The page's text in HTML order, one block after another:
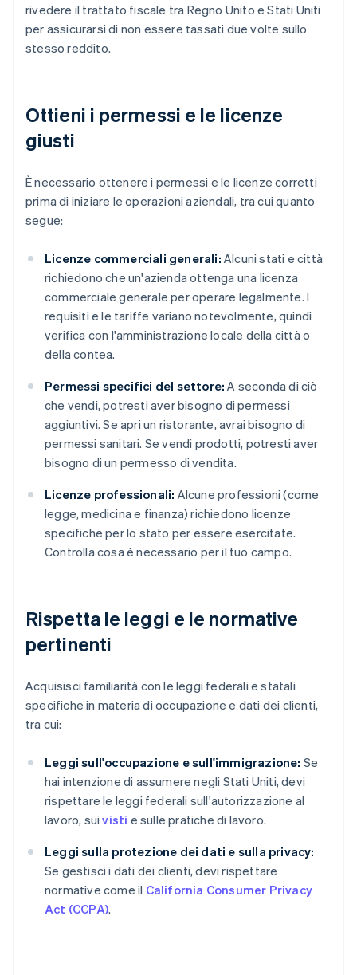
rivedere il trattato fiscale tra Regno Unito e Stati Uniti
per assicurarsi di non essere tassati due volte sullo
stesso reddito.
Ottieni i permessi e le licenze
giusti
È necessario ottenere i permessi e le licenze corretti
prima di iniziare le operazioni aziendali, tra cui quanto
segue:
Licenze commerciali generali: Alcuni stati e città
richiedono che un'azienda ottenga una licenza
commerciale generale per operare legalmente. I
requisiti e le tariffe variano notevolmente, quindi
verifica con l'amministrazione locale della città o
della contea.
Permessi specifici del settore: A seconda di ciò
che vendi, potresti aver bisogno di permessi
aggiuntivi. Se apri un ristorante, avrai bisogno di
permessi sanitari. Se vendi prodotti, potresti aver
bisogno di un permesso di vendita.
Licenze professionali: Alcune professioni (come
legge, medicina e finanza) richiedono licenze
specifiche per lo stato per essere esercitate.
Controlla cosa è necessario per il tuo campo.
Rispetta le leggi e le normative
pertinenti
Acquisisci familiarità con le leggi federali e statali
specifiche in materia di occupazione e dati dei clienti,
tra cui:
Leggi sull'occupazione e sull'immigrazione: Se
hai intenzione di assumere negli Stati Uniti, devi
rispettare le leggi federali sull'autorizzazione al
lavoro, suivisti e sulle pratiche di lavoro.
Leggi sulla protezione dei dati e sulla privacy:
Se gestisci i dati dei clienti, devi rispettare
normative come il California Consumer Privacy
Act (CCPA).